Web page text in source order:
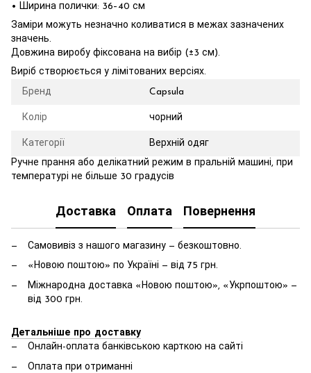
• Ширина полички: 36–40 см
Заміри можуть незначно коливатися в межах зазначених
значень.
Довжина виробу фіксована на вибір (±3 см).
Виріб створюється у лімітованих версіях.
Бренд
Capsula
Колір чорний
Категорії
Верхній одяг
Ручне прання або делікатний режим в пральній машині, при
температурі не більше 30 градусів
Доставка Оплата Повернення
Самовивіз з нашого магазину — безкоштовно.
«Новою поштою» по Україні — від 75 грн.
Міжнародна доставка «Новою поштою», «Укрпоштою» —
від 300 грн.
Детальніше про доставку
Онлайн-оплата банківською карткою на сайті
Оплата при отриманні